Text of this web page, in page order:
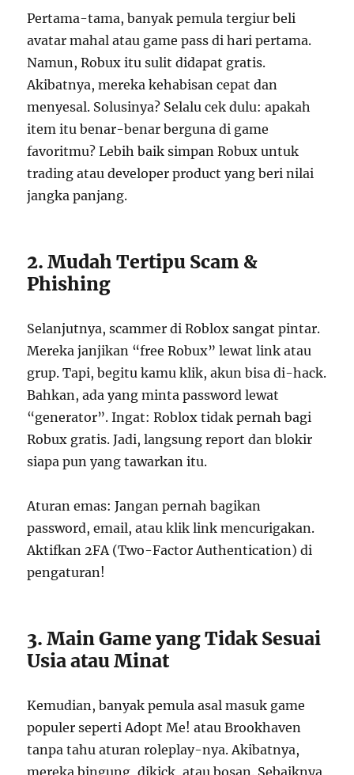
Pertama-tama, banyak pemula tergiur beli
avatar mahal atau game pass di hari pertama.
Namun, Robux itu sulit didapat gratis.
Akibatnya, mereka kehabisan cepat dan
menyesal. Solusinya? Selalu cek dulu: apakah
item itu benar-benar berguna di game
favoritmu? Lebih baik simpan Robux untuk
trading atau developer product yang beri nilai
jangka panjang.
2. Mudah Tertipu Scam &
Phishing
Selanjutnya, scammer di Roblox sangat pintar.
Mereka janjikan “free Robux” lewat link atau
grup. Tapi, begitu kamu klik, akun bisa di-hack.
Bahkan, ada yang minta password lewat
“generator”. Ingat: Roblox tidak pernah bagi
Robux gratis. Jadi, langsung report dan blokir
siapa pun yang tawarkan itu.
Aturan emas: Jangan pernah bagikan
password, email, atau klik link mencurigakan.
Aktifkan 2FA (Two-Factor Authentication) di
pengaturan!
3. Main Game yang Tidak Sesuai
Usia atau Minat
Kemudian, banyak pemula asal masuk game
populer seperti Adopt Me! atau Brookhaven
tanpa tahu aturan roleplay-nya. Akibatnya,
mereka bingung, dikick, atau bosan. Sebaiknya,